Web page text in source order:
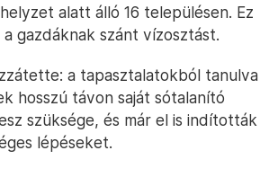
alatt álló 16 településen. Ez
a gazdáknak szánt vízosztást.
a tapasztalatokból tanulva
hosszú távon saját sótalanító
szüksége, és már el is indították
lépéseket.